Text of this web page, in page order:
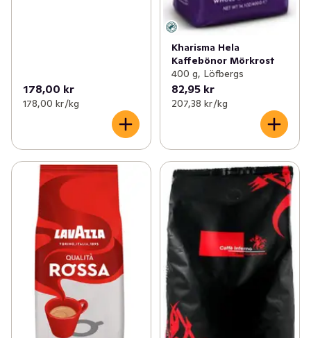
178,00 kr
178,00 kr /kg
Kharisma Hela
Kaffebönor Mörkrost
400 g, Löfbergs
82,95 kr
207,38 kr /kg